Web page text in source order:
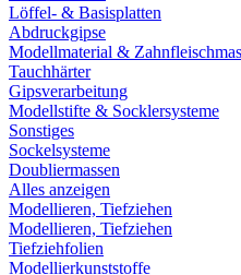
Löffel- & Basisplatten
Abdruckgipse
Modellmaterial &
Tauchhärter
Gipsverarbeitung
Modellstifte & Socklersysteme
Sonstiges
Sockelsysteme
Doubliermassen
Alles anzeigen
Modellieren, Tiefziehen
Modellieren, Tiefziehen
Tiefziehfolien
Modellierkunststoffe